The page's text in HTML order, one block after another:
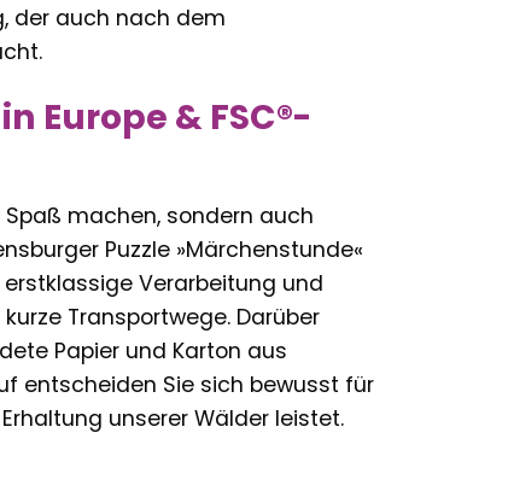
der auch nach dem
Europe & FSC®-
machen, sondern auch
Puzzle »Märchenstunde«
Verarbeitung und
Transportwege. Darüber
Papier und Karton aus
entscheiden Sie sich bewusst für
unserer Wälder leistet.